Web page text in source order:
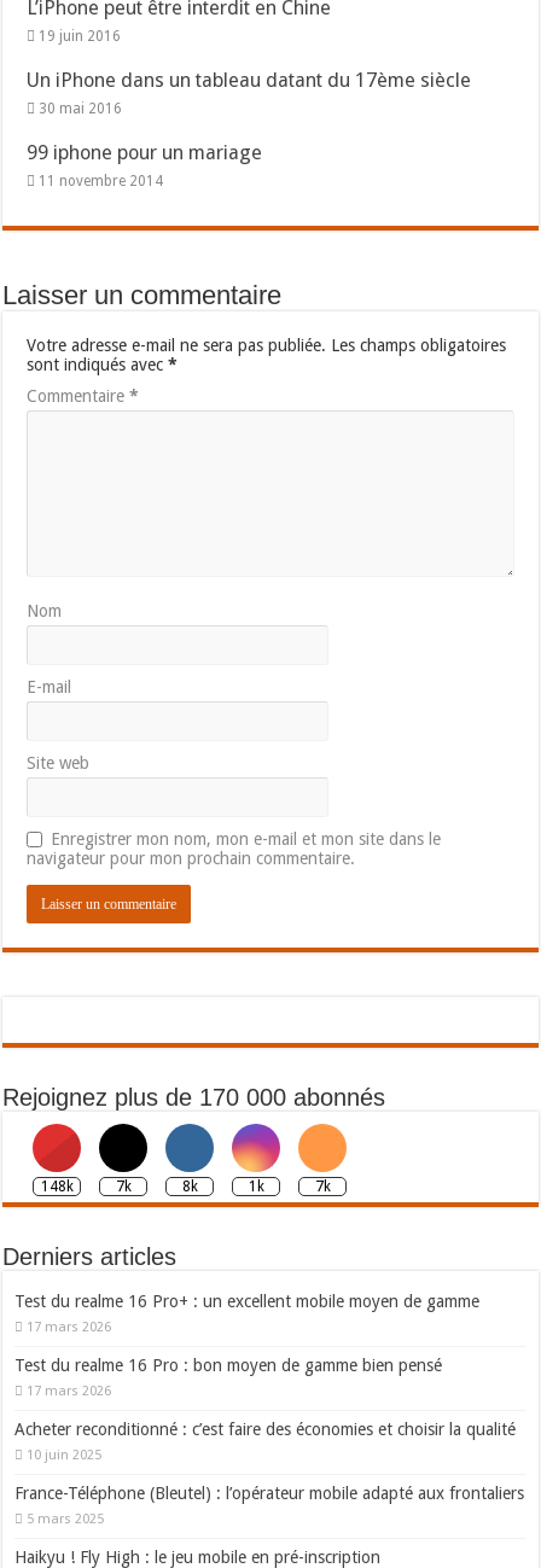
L’iPhone peut être interdit en Chine
19 juin 2016
Un iPhone dans un tableau datant du 17ème siècle
30 mai 2016
99 iphone pour un mariage
11 novembre 2014
Laisser un commentaire
Votre adresse e-mail ne sera pas publiée. Les champs obligatoires
sont indiqués avec*
Commentaire*
Nom
E-mail
Site web
Enregistrer mon nom, mon e-mail et mon site dans le
navigateur pour mon prochain commentaire.
Rejoignez plus de 170 000 abonnés
148k 7k 8k 1k 7k
Derniers articles
Test du realme 16 Pro+ : un excellent mobile moyen de gamme
17 mars 2026
Test du realme 16 Pro : bon moyen de gamme bien pensé
17 mars 2026
Acheter reconditionné : c’est faire des économies et choisir la qualité
10 juin 2025
France-Téléphone (Bleutel) : l’opérateur mobile adapté aux frontaliers
5 mars 2025
Haikyu ! Fly High : le jeu mobile en pré-inscription